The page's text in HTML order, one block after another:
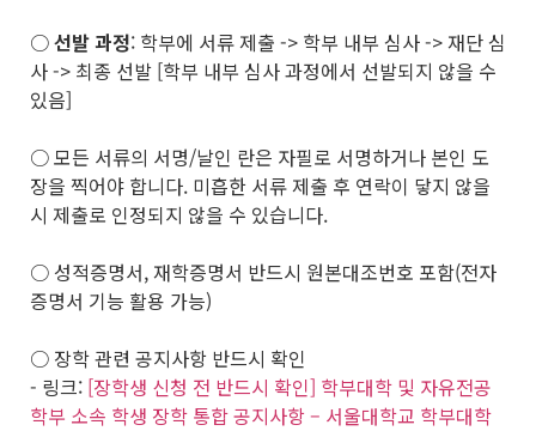
○선발 과정: 학부에 서류 제출 -> 학부 내부 심사 -> 재단 심
사 -> 최종 선발 [학부 내부 심사 과정에서 선발되지 않을 수
있음]
○ 모든 서류의 서명/날인 란은 자필로 서명하거나 본인 도
장을 찍어야 합니다. 미흡한 서류 제출 후 연락이 닿지 않을
시 제출로 인정되지 않을 수 있습니다.
○ 성적증명서, 재학증명서 반드시 원본대조번호 포함(전자
증명서 기능 활용 가능)
○ 장학 관련 공지사항 반드시 확인
- 링크: [장학생 신청 전 반드시 확인] 학부대학 및 자유전공
학부 소속 학생 장학 통합 공지사항 – 서울대학교 학부대학